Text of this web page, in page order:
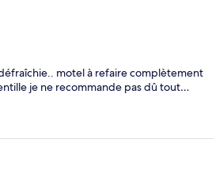
motel à refaire complètement
je ne recommande pas dû tout…